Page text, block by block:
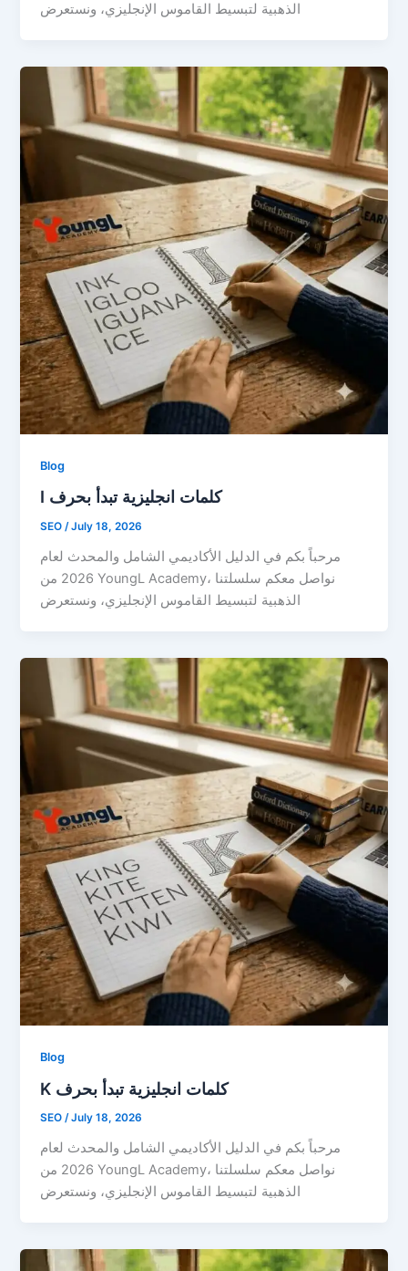
الذهبية لتبسيط القاموس الإنجليزي، ونستعرض
Blog
I كلمات انجليزية تبدأ بحرف
SEO/July 18, 2026
مرحباً بكم في الدليل الأكاديمي الشامل والمحدث لعام
2026 من YoungL Academy، نواصل معكم سلسلتنا
الذهبية لتبسيط القاموس الإنجليزي، ونستعرض
Blog
K كلمات انجليزية تبدأ بحرف
SEO/July 18, 2026
مرحباً بكم في الدليل الأكاديمي الشامل والمحدث لعام
2026 من YoungL Academy، نواصل معكم سلسلتنا
الذهبية لتبسيط القاموس الإنجليزي، ونستعرض